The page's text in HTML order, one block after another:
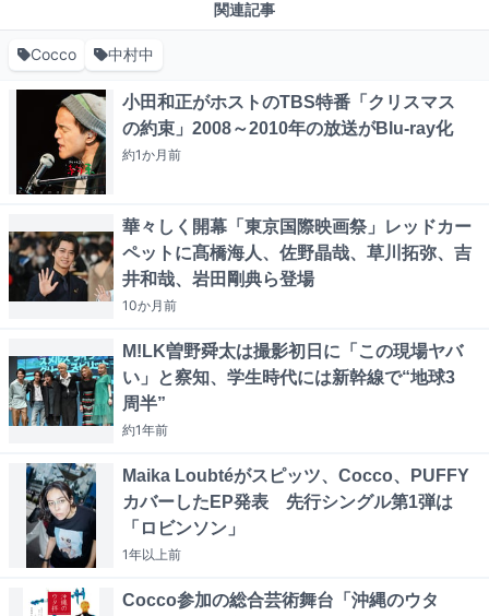
関連記事
Cocco 中村中
小田和正がホストのTBS特番「クリスマス
の約束」2008～2010年の放送がBlu-ray化
約1か月前
華々しく開幕「東京国際映画祭」レッドカー
ペットに髙橋海人、佐野晶哉、草川拓弥、吉
井和哉、岩田剛典ら登場
10か月前
M!LK曽野舜太は撮影初日に「この現場ヤバ
い」と察知、学生時代には新幹線で“地球3
周半”
約1年前
Maika Loubtéがスピッツ、Cocco、PUFFY
カバーしたEP発表 先行シングル第1弾は
「ロビンソン」
1年以上前
Cocco参加の総合芸術舞台「沖縄のウタ